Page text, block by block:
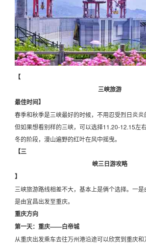
【
三峡旅游
最佳时间】
春季和秋季是三峡最好的时候，不用忍受烈日炎炎
但如果想看别样的三峡，可以选择11.20-12.15左
冬的阶段，漫山遍野的红叶在风中摇曳。
【三
峡三日游攻略
】
三峡旅游路线相差不大，基本上是俩个选择。一
是由宜昌出发至重庆。
重庆方向
第一天：重庆——白帝城
从重庆出发乘车去往万州港沿途可以欣赏到重庆